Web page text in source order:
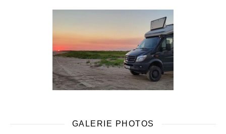
GALERIE PHOTOS